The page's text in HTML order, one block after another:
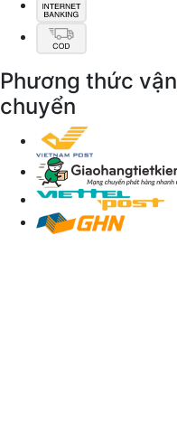
Phương thức vận
chuyển